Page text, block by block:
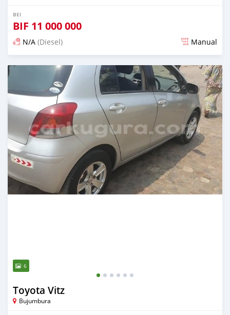
BEI
BIF 11 000 000
N/A (Diesel) Manual
Ilitangazwa karibia miaka 6 iliopita
6
Toyota Vitz
Bujumbura